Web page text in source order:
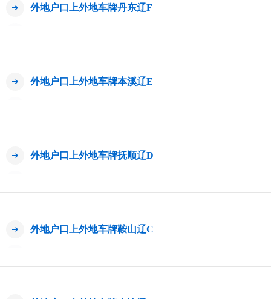
外地户口上外地车牌丹东辽F
外地户口上外地车牌本溪辽E
外地户口上外地车牌抚顺辽D
外地户口上外地车牌鞍山辽C